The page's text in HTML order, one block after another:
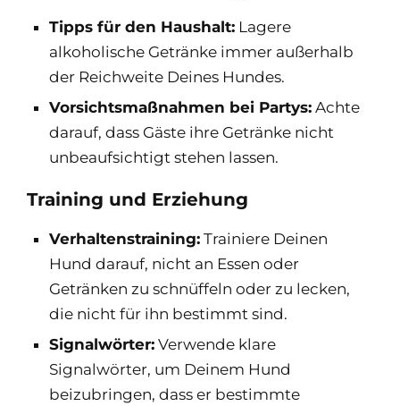
Tipps für den Haushalt: Lagere
alkoholische Getränke immer außerhalb
der Reichweite Deines Hundes.
Vorsichtsmaßnahmen bei Partys: Achte
darauf, dass Gäste ihre Getränke nicht
unbeaufsichtigt stehen lassen.
Training und Erziehung
Verhaltenstraining: Trainiere Deinen
Hund darauf, nicht an Essen oder
Getränken zu schnüffeln oder zu lecken,
die nicht für ihn bestimmt sind.
Signalwörter: Verwende klare
Signalwörter, um Deinem Hund
beizubringen, dass er bestimmte